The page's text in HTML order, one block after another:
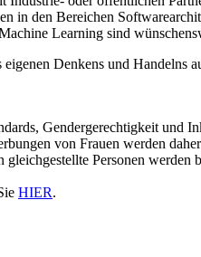
in den Bereichen
Learning sind
Denkens und
Gendergerechtigkeit und
von Frauen werden
Personen
HIER.